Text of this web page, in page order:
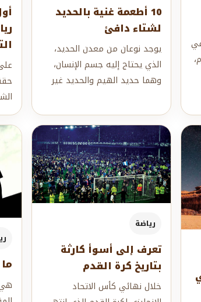
10 أطعمة غنية بالحديد
لشتاء دافئ
يوجد نوعان من معدن الحديد،
الذي يحتاج إليه جسم الإنسان،
وهما حديد الهيم والحديد غير
الجسم لنو...
رياضة
تعرف إلى أسوأ كارثة
بتاريخ كرة القدم
خلال نهائي كأس الاتحاد